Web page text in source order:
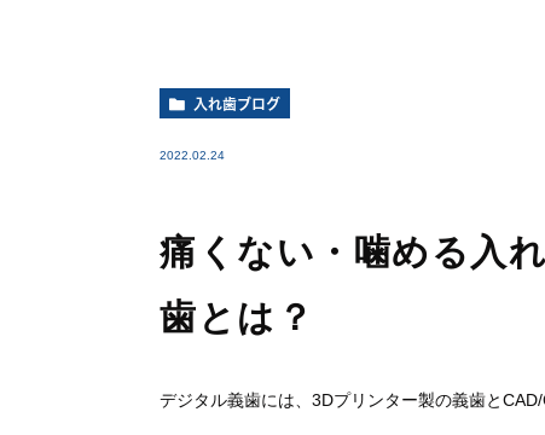
入れ歯ブログ
2022.02.24
痛くない・噛める
歯とは？
デジタル義歯には、3Dプリンター製の義歯とCAD/